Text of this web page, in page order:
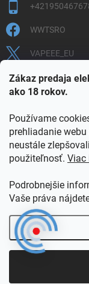
Zákaz predaja
ako 18 rokov.
Používame
prehliadanie
neustále
použiteľnosť. Viac
Podrobnejšie
Vaše práva
WWTSRO
VAPEEE_EU
VAPEEE.EU